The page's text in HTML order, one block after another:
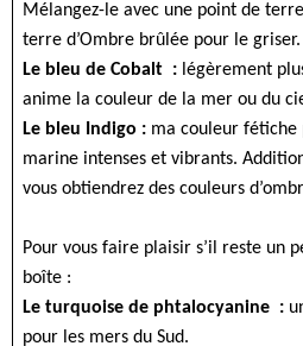
Mélangez-le avec une point de
terre d’Ombre brûlée pour le griser.
Le bleu de Cobalt : légèrement
anime la couleur de la mer ou du
Le bleu Indigo : ma couleur fétiche
marine intenses et vibrants.
vous obtiendrez des couleurs
Pour vous faire plaisir s’il reste un
boîte :
Le turquoise de phtalocyanine :
pour les mers du Sud.